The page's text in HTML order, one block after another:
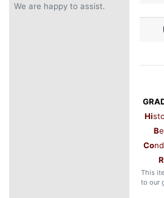
We are happy to assist.
Hi
B
Co
R
This
to our